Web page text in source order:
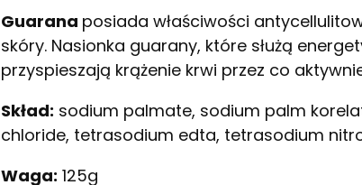
Guarana posiada właściwości
skóry. Nasionka guarany, które służą
przyspieszają krążenie krwi przez co
Skład: sodium palmate, sodium palm
chloride, tetrasodium edta, tetrasodium
Waga: 125g